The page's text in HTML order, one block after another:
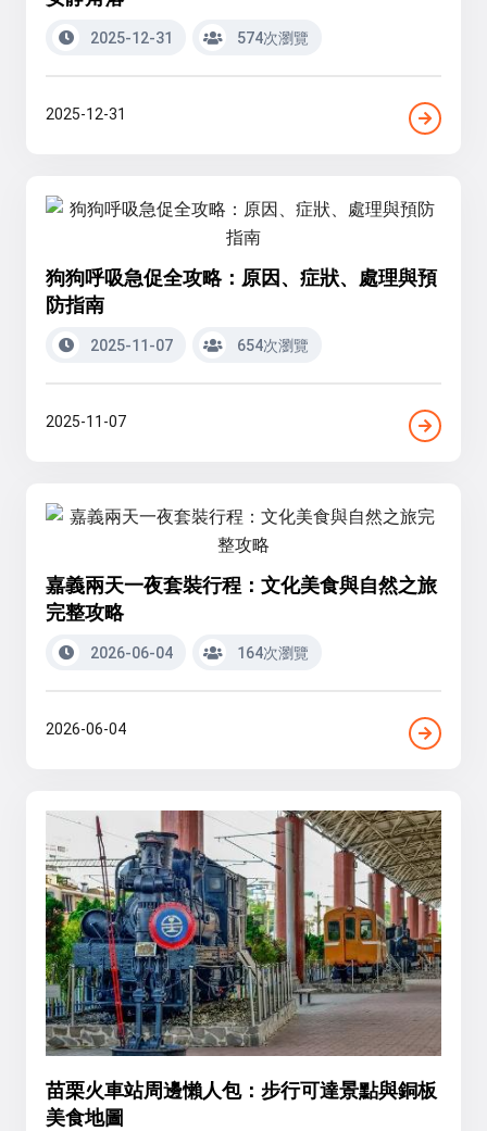
2025-12-31 574次瀏覽
2025-12-31
狗狗呼吸急促全攻略：原因、症狀、處理與預
防指南
2025-11-07 654次瀏覽
2025-11-07
嘉義兩天一夜套裝行程：文化美食與自然之旅
完整攻略
2026-06-04 164次瀏覽
2026-06-04
苗栗火車站周邊懶人包：步行可達景點與銅板
美食地圖